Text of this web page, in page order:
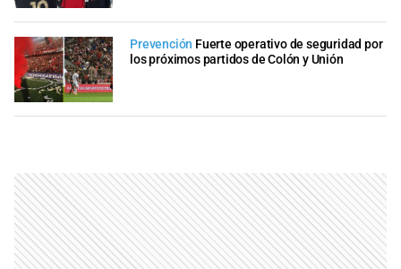
Prevención Fuerte operativo de seguridad por
los próximos partidos de Colón y Unión